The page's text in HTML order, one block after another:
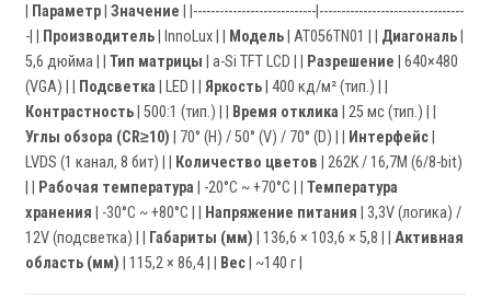
Параметр Значение | |----------------------------|---------------------------------
-| |
Производитель | InnoLux | | Модель | AT056TN01 | | Диагональ
5,6 дюйма | | Тип матрицы | a-Si TFT LCD | | Разрешение | 640×480
(VGA) | |
Подсветка | LED | | Яркость | 400 кд/м² (тип.) | |
Контрастность | 500:1 (тип.) | | Время отклика | 25 мс (тип.) | |
Углы обзора (CR≥10) | 70° (H) / 50° (V) / 70° (D) | | Интерфейс
LVDS (1 канал, 8 бит) | |
Количество цветов | 262K / 16,7M (6/8-bit)
Рабочая температура | -20°C ~ +70°C | | Температура
хранения | -30°C ~ +80°C | | Напряжение питания | 3,3V (логика) /
12V (подсветка) | |
Габариты (мм) | 136,6 × 103,6 × 5,8 | | Активная
область (мм) | 115,2 × 86,4 | | Вес | ~140 г |